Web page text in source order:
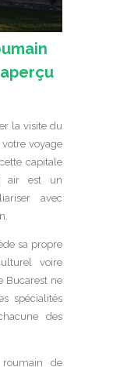
la visite du
voyage
capitale
air est un
avec
sa propre
voire
Bucarest ne
spécialités
des
de